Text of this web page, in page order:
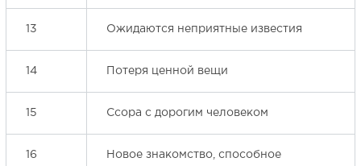
13 Ожидаются неприятные известия
14 Потеря ценной вещи
15 Ссора с дорогим человеком
16
Новое знакомство, способное